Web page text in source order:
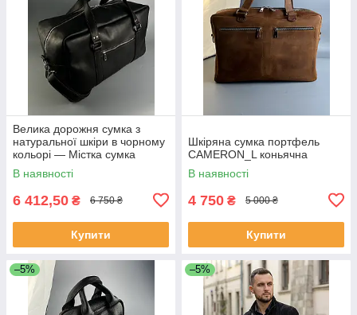
Велика дорожня сумка з
натуральної шкіри в чорному
кольорі — Містка сумка
Weekend Bag (Ручна
поклажа)
В наявності
6 412,50 ₴ 6 750 ₴
Купити
Шкіряна сумка портфель
CAMERON_L коньячна
В наявності
4 750 ₴ 5 000 ₴
Купити
–5% –5%